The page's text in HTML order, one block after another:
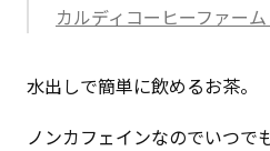
カルディコーヒーファー
水出しで簡単に飲めるお茶。
ノンカフェインなのでいつで